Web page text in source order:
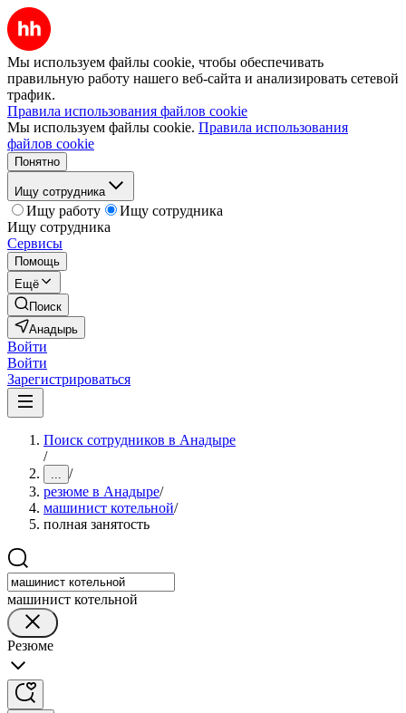
Мы используем файлы cookie, чтобы обеспечивать
правильную работу нашего веб-сайта и анализировать сетевой
трафик.
Правила использования файлов cookie
Мы используем файлы cookie. Правила использования
файлов cookie
Понятно
Ищу сотрудника
Ищу работу
Ищу сотрудника
Ищу сотрудника
Сервисы
Помощь
Ещё
Поиск
Анадырь
Войти
Войти
Зарегистрироваться
Поиск сотрудников в Анадыре
/
... /
резюме в Анадыре/
машинист котельной/
полная занятость
машинист котельной
Резюме